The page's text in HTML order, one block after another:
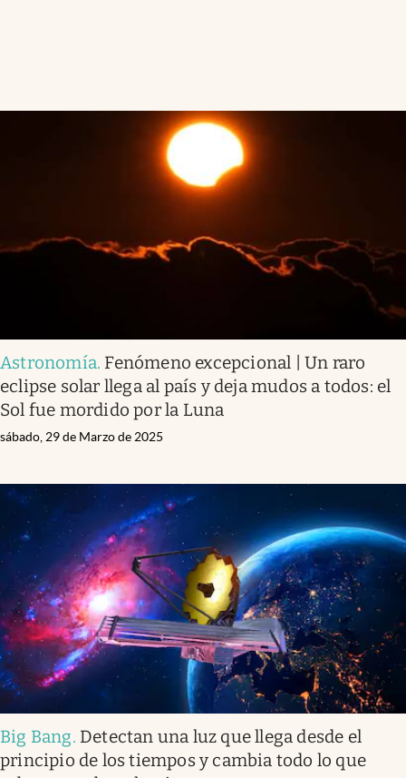
Astronomía. Fenómeno excepcional | Un raro
eclipse solar llega al país y deja mudos a todos: el
Sol fue mordido por la Luna
sábado, 29 de Marzo de 2025
Big Bang. Detectan una luz que llega desde el
principio de los tiempos y cambia todo lo que